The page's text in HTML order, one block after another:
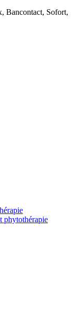
Bancontact, Sofort,
phytothérapie